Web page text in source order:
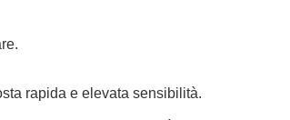
rapida e elevata sensibilità.